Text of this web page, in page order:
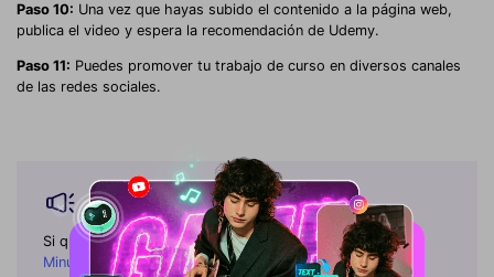
Paso 10: Una vez que hayas subido el contenido a la página web,
publica el video y espera la recomendación de Udemy.
Paso 11: Puedes promover tu trabajo de curso en diversos canales
de las redes sociales.
Consejo de experto
Si quieres conseguirHacer un Video de Conferencia en
Minutos con DemoCreator, puedes presionar aquí para